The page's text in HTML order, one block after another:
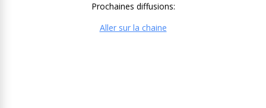
Prochaines diffusions:
Aller sur la chaine